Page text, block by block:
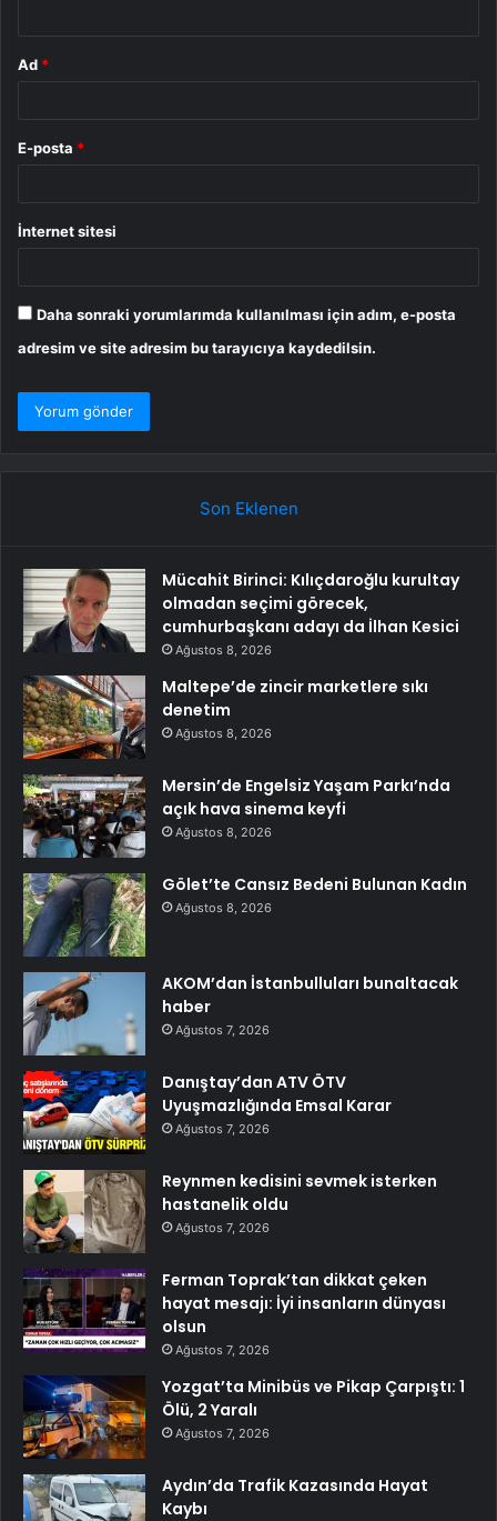
Ad *
E-posta *
İnternet sitesi
Daha sonraki yorumlarımda kullanılması için adım, e-posta
adresim ve site adresim bu tarayıcıya kaydedilsin.
Son Eklenen
Mücahit Birinci: Kılıçdaroğlu kurultay
olmadan seçimi görecek,
cumhurbaşkanı adayı da İlhan Kesici
Ağustos 8, 2026
Maltepe’de zincir marketlere sıkı
denetim
Ağustos 8, 2026
Mersin’de Engelsiz Yaşam Parkı’nda
açık hava sinema keyfi
Ağustos 8, 2026
Gölet’te Cansız Bedeni Bulunan Kadın
Ağustos 8, 2026
AKOM’dan İstanbulluları bunaltacak
haber
Ağustos 7, 2026
Danıştay’dan ATV ÖTV
Uyuşmazlığında Emsal Karar
Ağustos 7, 2026
Reynmen kedisini sevmek isterken
hastanelik oldu
Ağustos 7, 2026
Ferman Toprak’tan dikkat çeken
hayat mesajı: İyi insanların dünyası
olsun
Ağustos 7, 2026
Yozgat’ta Minibüs ve Pikap Çarpıştı: 1
Ölü, 2 Yaralı
Ağustos 7, 2026
Aydın’da Trafik Kazasında Hayat
Kaybı